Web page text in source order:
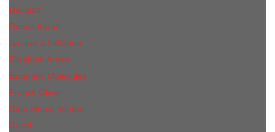
Davidoff
Donna Karan
Дольче & Габбана
Elizabeth Arden
Escentric Molecules
Franck Oliver
Gian Marco Venturi
Gucci